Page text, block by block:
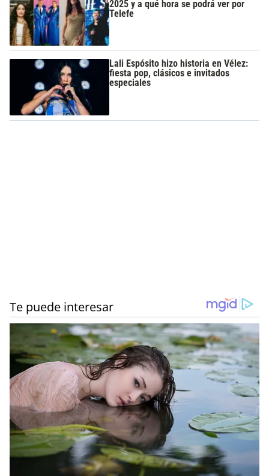
2025 y a qué hora se podrá ver por
Telefe
Lali Espósito hizo historia en Vélez:
fiesta pop, clásicos e invitados
especiales